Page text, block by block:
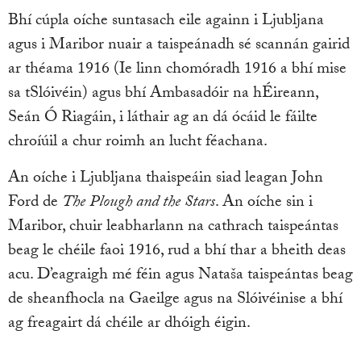
Bhí cúpla oíche suntasach eile againn i Ljubljana
agus i Maribor nuair a taispeánadh sé scannán gairid
ar théama 1916 (Ie linn chomóradh 1916 a bhí mise
sa tSlóivéin) agus bhí Ambasadóir na hÉireann,
Seán Ó Riagáin, i láthair ag an dá ócáid le fáilte
chroíúil a chur roimh an lucht féachana.
An oíche i Ljubljana thaispeáin siad leagan John
Ford de The Plough and the Stars. An oíche sin i
Maribor, chuir leabharlann na cathrach taispeántas
beag le chéile faoi 1916, rud a bhí thar a bheith deas
acu. D’eagraigh mé féin agus Nataša taispeántas beag
de sheanfhocla na Gaeilge agus na Slóivéinise a bhí
ag freagairt dá chéile ar dhóigh éigin.